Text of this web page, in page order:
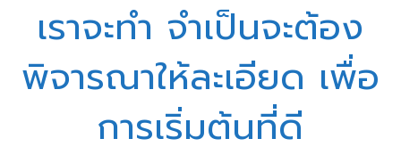
เราจะทำ จำเป็นจะต้อง
พิจารณาให้ละเอียด เพื่อ
การเริ่มต้นที่ดี